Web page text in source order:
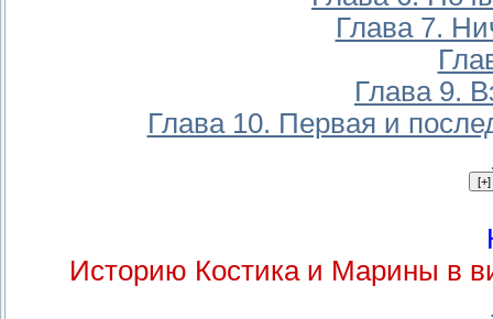
Глава 7.
Глава 9.
Глава 10. Первая и
Историю Костика и Марины в